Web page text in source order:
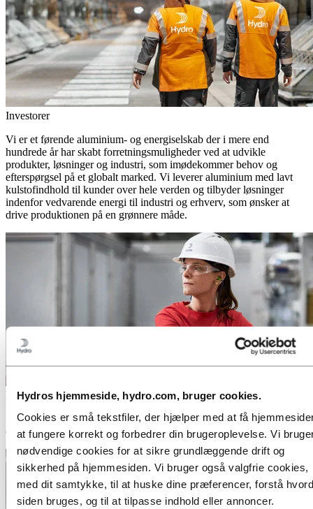
Hydros hjemmeside, hydro.com, bruger cookies.
Cookies er små tekstfiler, der hjælper med at få
at fungere korrekt og forbedrer din brugeroplevelse. Vi
nødvendige cookies for at sikre grundlæggende drift og
sikkerhed på hjemmesiden. Vi bruger også valgfrie cookies,
med dit samtykke, til at huske dine præferencer, forstå
siden bruges, og til at tilpasse indhold eller annoncer.
Investorer
Vi er et førende aluminium- og energiselskab der i mere end
hundrede år har skabt forretningsmuligheder ved at udvikle
produkter, løsninger og industri, som imødekommer behov og
efterspørgsel på et globalt marked. Vi leverer aluminium med lavt
kulstofindhold til kunder over hele verden og tilbyder løsninger
indenfor vedvarende energi til industri og erhverv, som ønsker at
drive produktionen på en grønnere måde.
Medier
Skal du skrive om aluminium eller vedvarende energi? Her er flere
oplysninger om Hydro, nyheder, mediekontakter og billeder.